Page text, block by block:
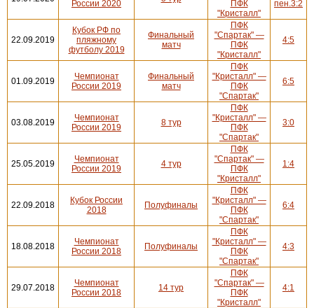
России 2020
ПФК
"Кристалл"
пен.3:2
22.09.2019
Кубок РФ по
пляжному
футболу 2019
Финальный
матч
ПФК
"Спартак" —
ПФК
"Кристалл"
4:5
01.09.2019
Чемпионат
России 2019
Финальный
матч
ПФК
"Кристалл" —
ПФК
"Спартак"
6:5
03.08.2019
Чемпионат
России 2019
8 тур
ПФК
"Кристалл" —
ПФК
"Спартак"
3:0
25.05.2019
Чемпионат
России 2019
4 тур
ПФК
"Спартак" —
ПФК
"Кристалл"
1:4
22.09.2018
Кубок России
2018
Полуфиналы
ПФК
"Кристалл" —
ПФК
"Спартак"
6:4
18.08.2018
Чемпионат
России 2018
Полуфиналы
ПФК
"Кристалл" —
ПФК
"Спартак"
4:3
29.07.2018
Чемпионат
России 2018
14 тур
ПФК
"Спартак" —
ПФК
"Кристалл"
4:1